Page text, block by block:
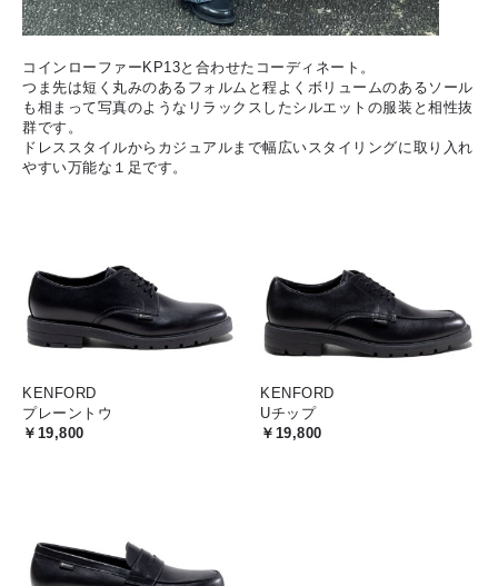
コインローファーKP13と合わせたコーディネート。
つま先は短く丸みのあるフォルムと程よくボリュームのあるソール
も相まって写真のようなリラックスしたシルエットの服装と相性抜
群です。
ドレススタイルからカジュアルまで幅広いスタイリングに取り入れ
やすい万能な１足です。
KENFORD
プレーントウ
￥19,800
KENFORD
Uチップ
￥19,800